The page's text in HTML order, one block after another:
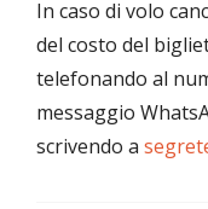
In caso di volo
del costo del
telefonando al
messaggio
scrivendo a